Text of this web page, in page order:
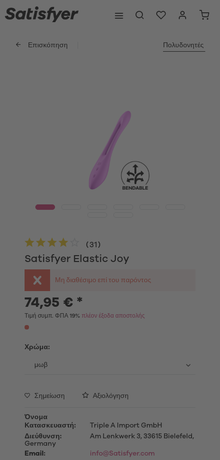
Επισκόπηση Πολυδονητές
Satisfyer Elastic Joy
(31 )
Μη διαθέσιμο επί του παρόντος
74,95 € *
Τιμή συμπ. ΦΠΑ 19% πλέον έξοδα αποστολής
Χρώμα:
Σημείωση Αξιολόγηση
Όνομα
Κατασκευαστή:
Triple A Import GmbH
Διεύθυνση:
Am Lenkwerk 3, 33615 Bielefeld,
Germany
Email:
info@Satisfyer.com